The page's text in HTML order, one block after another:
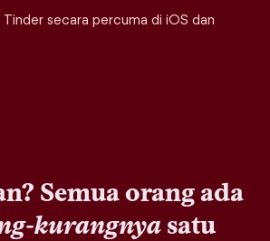
Tinder secara percuma di iOS dan
Semua orang ada
kurangnya satu